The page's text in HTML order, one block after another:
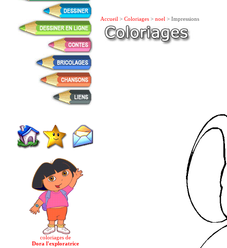
coloriages de
Dora l'exploratrice
Accueil > Coloriages > noel > Impressions